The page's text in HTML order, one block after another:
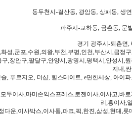
동두천시-걸산동, 광암동, 상패동, 생
파주시-교하동, 금촌동, 문
경기 광주시-퇴촌면,
성,군포,수원,의왕,부천,부평,인천,부산시,금
,장안구,팔달구,안양시,광명시,평택시,안성시,
지내,
, 푸르지오, 더샵, 힐스테이트, e편한세상, 아이
두이사,마미손익스프레스,로젠이사,이사고,바
리,홍이사,
다운,이사박스,이사통,파크,픽,한진,삼성,현대,